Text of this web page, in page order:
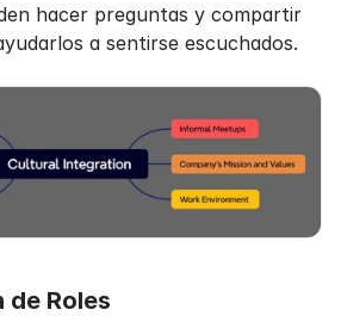
hacer preguntas y compartir
a sentirse escuchados.
Roles